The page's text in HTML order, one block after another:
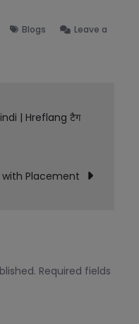
Blogs
Leave a
| Hreflang टैग
with Placement
Required fields